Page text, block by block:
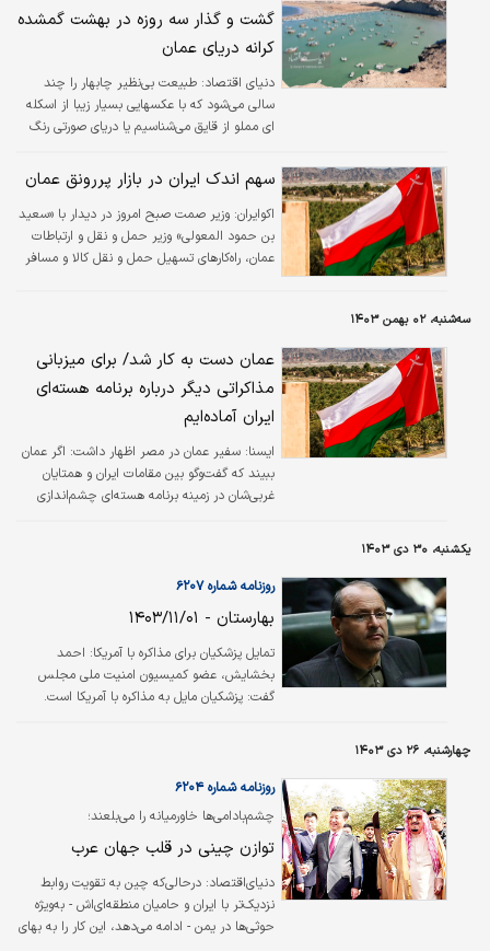
گشت و گذار سه روزه در بهشت گمشده
کرانه دریای عمان
دنیای اقتصاد: طبیعت بی‌نظیر چابهار را چند
سالی می‌شود که با عکسهایی بسیار زیبا از اسکله
ای مملو از قایق می‌شناسیم یا دریای صورتی رنگ
را به یکی از برنامه‌های سفر برای همه علاقه‌مندان
به گردشگری تبدیل کرده است.
سهم اندک ایران در بازار پررونق عمان
اکوایران: وزیر صمت صبح امروز در دیدار با «سعید
بن حمود المعولی» وزیر حمل و نقل و ارتباطات
عمان، راه‌کارهای تسهیل حمل و نقل کالا و مسافر
سه‌شنبه، ۰۲ بهمن ۱۴۰۳
عمان دست به کار شد/ برای میزبانی
مذاکراتی دیگر درباره برنامه هسته‌ای
ایران آماده‌ایم
ایسنا: سفیر عمان در مصر اظهار داشت: اگر عمان
ببیند که گفت‌وگو بین مقامات ایران و همتایان
غربی‌شان در زمینه برنامه هسته‌ای چشم‌اندازی
یکشنبه، ۳۰ دی ۱۴۰۳
روزنامه شماره ۶۲۰۷
بهارستان - ۱۴۰۳/۱۱/۰۱
تمایل پزشکیان برای مذاکره با آمریکا: احمد
بخشایش، عضو کمیسیون امنیت ملی مجلس
گفت: پزشکیان مایل به مذاکره با آمریکا است.
حسن‌های آقای پزشکیان این است که کارهایی که
انجام می‌دهد، با مقام معظم رهبری هماهنگ
می‌کند و درباره مذاکرات نیز این اقدام را انجام
داده است./انتخاب
چهارشنبه، ۲۶ دی ۱۴۰۳
چشم‌بادامی‌ها خاورمیانه را می‌بلعند؛
روزنامه شماره ۶۲۰۴
توازن چینی در قلب جهان عرب
دنیای‌اقتصاد: درحالی‌که چین به تقویت روابط
نزدیک‌تر با ایران و حامیان منطقه‌ای‌اش - به‌ویژه
حوثی‌ها در یمن - ادامه می‌دهد، این کار را به بهای